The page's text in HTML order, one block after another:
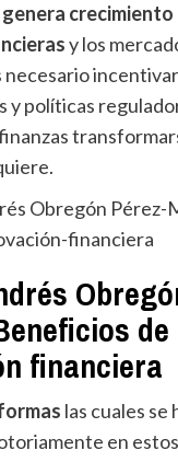
crecimiento
y los
necesario
y políticas
de
financiera
las cuales se
en